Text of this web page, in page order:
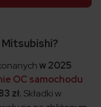
w 2025
OC samochodu
zł. Składki w